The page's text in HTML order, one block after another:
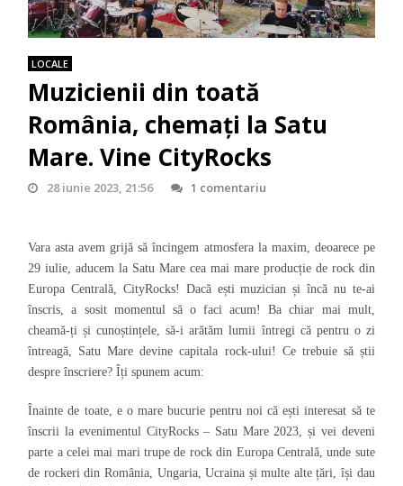
LOCALE
Muzicienii din toată
România, chemaţi la Satu
Mare. Vine CityRocks
28 iunie 2023, 21:56 1 comentariu
Vara asta avem grijă să încingem atmosfera la maxim, deoarece pe
29 iulie, aducem la Satu Mare cea mai mare producție de rock din
Europa Centrală, CityRocks! Dacă ești muzician și încă nu te-ai
înscris, a sosit momentul să o faci acum! Ba chiar mai mult,
cheamă-ți și cunoștințele, să-i arătăm lumii întregi că pentru o zi
întreagă, Satu Mare devine capitala rock-ului! Ce trebuie să știi
despre înscriere? Îți spunem acum:
Înainte de toate, e o mare bucurie pentru noi că ești interesat să te
înscrii la evenimentul CityRocks – Satu Mare 2023, și vei deveni
parte a celei mai mari trupe de rock din Europa Centrală, unde sute
de rockeri din România, Ungaria, Ucraina și multe alte țări, își dau